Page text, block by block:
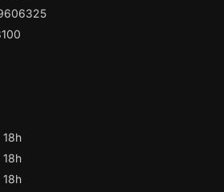
18h
18h
18h